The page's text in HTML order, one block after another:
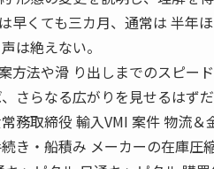
くても三カ月、通常は 半年ほ
は絶えない。
方法や滑 り出しまでのスピード
さらなる広がりを見せるはず
務取締役 輸入VMI 案件 物流
き・船積み メーカーの在庫圧